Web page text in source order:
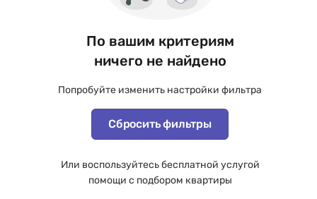
По вашим критериям
ничего не найдено
Попробуйте изменить настройки фильтра
Сбросить фильтры
Или воспользуйтесь бесплатной услугой
помощи с подбором квартиры